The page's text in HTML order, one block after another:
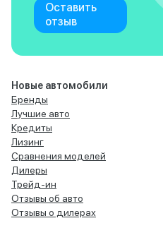
Оставить
отзыв
Новые автомобили
Бренды
Лучшие авто
Кредиты
Лизинг
Сравнения моделей
Дилеры
Трейд-ин
Отзывы об авто
Отзывы о дилерах